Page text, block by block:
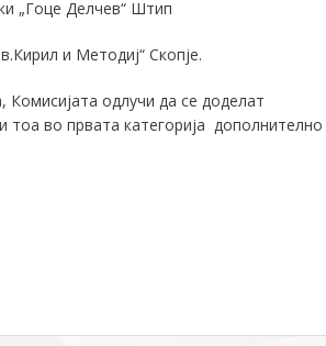
„Гоце Делчев“ Штип
и Методиј“ Скопје.
Комисијата одлучи да се доделат
тоа во првата категорија дополнително